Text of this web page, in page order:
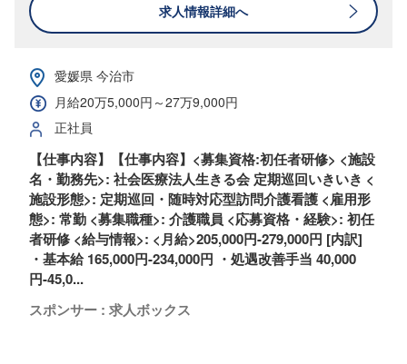
求人情報詳細へ
愛媛県 今治市
月給20万5,000円～27万9,000円
正社員
【仕事内容】【仕事内容】<募集資格:初任者研修> <施設
名・勤務先>: 社会医療法人生きる会 定期巡回いきいき <
施設形態>: 定期巡回・随時対応型訪問介護看護 <雇用形
態>: 常勤 <募集職種>: 介護職員 <応募資格・経験>: 初任
者研修 <給与情報>: <月給>205,000円-279,000円 [内訳]
・基本給 165,000円-234,000円 ・処遇改善手当 40,000
円-45,0...
スポンサー : 求人ボックス